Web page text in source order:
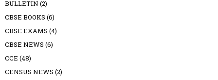
BULLETIN (2)
CBSE BOOKS (6)
CBSE EXAMS (4)
CBSE NEWS (6)
CCE (48)
CENSUS NEWS (2)